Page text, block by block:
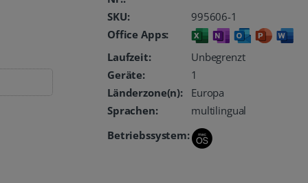
SKU:
995606-1
Office Apps:
Laufzeit:
Unbegrenzt
Geräte:
1
Länderzone(n):
Europa
Sprachen:
multilingual
Betriebssystem: